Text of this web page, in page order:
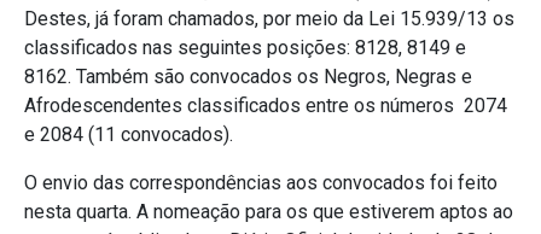
Destes, já foram chamados, por meio da Lei 15.939/13 os
classificados nas seguintes posições: 8128, 8149 e
8162. Também são convocados os Negros, Negras e
Afrodescendentes classificados entre os números 2074
e 2084 (11 convocados).
O envio das correspondências aos convocados foi feito
nesta quarta. A nomeação para os que estiverem aptos ao